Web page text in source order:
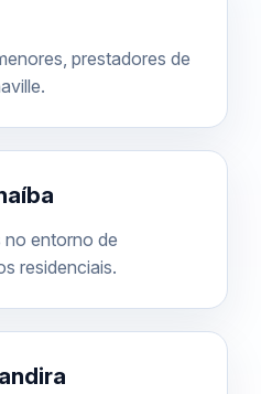
prestadores de
no entorno de
residenciais.